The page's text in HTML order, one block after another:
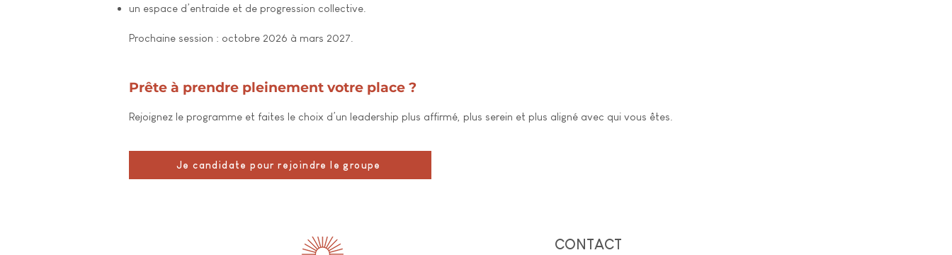
un espace d’entraide et de progression collective.
Prochaine session : octobre 2026 à mars 2027.
Prête à prendre pleinement votre place ?
Rejoignez le programme et faites le choix d’un leadership plus affirmé, plus serein et plus aligné avec qui vous êtes.
Je candidate pour rejoindre le groupe
CONTACT